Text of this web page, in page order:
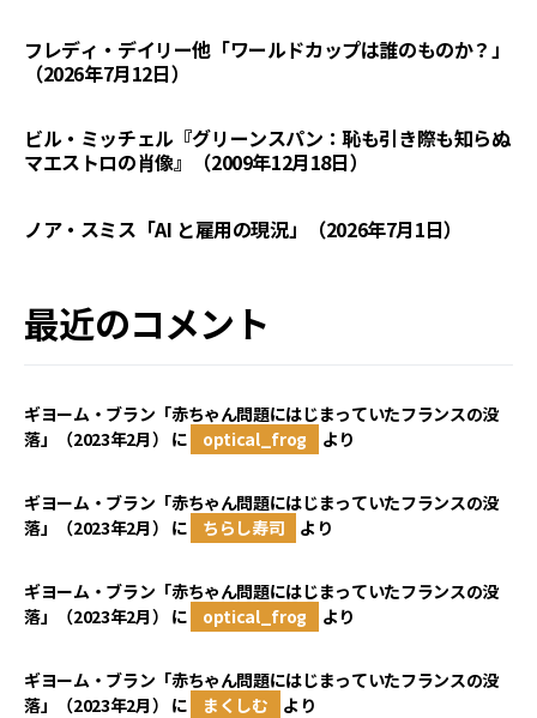
フレディ・デイリー他「ワールドカップは誰のものか？」
（2026年7月12日）
ビル・ミッチェル『グリーンスパン：恥も引き際も知らぬ
マエストロの肖像』（2009年12月18日）
ノア・スミス「AI と雇用の現況」（2026年7月1日）
最近のコメント
ギヨーム・ブラン「赤ちゃん問題にはじまっていたフランスの没
落」（2023年2月） に optical_frog より
ギヨーム・ブラン「赤ちゃん問題にはじまっていたフランスの没
落」（2023年2月） に ちらし寿司 より
ギヨーム・ブラン「赤ちゃん問題にはじまっていたフランスの没
落」（2023年2月） に optical_frog より
ギヨーム・ブラン「赤ちゃん問題にはじまっていたフランスの没
落」（2023年2月） に まくしむ より